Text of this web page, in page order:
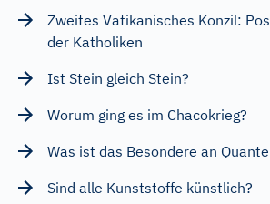
Zweites Vatikanisches Konzil:
der Katholiken
Ist Stein gleich Stein?
Worum ging es im Chacokrieg?
Was ist das Besondere an
Sind alle Kunststoffe künstlich?